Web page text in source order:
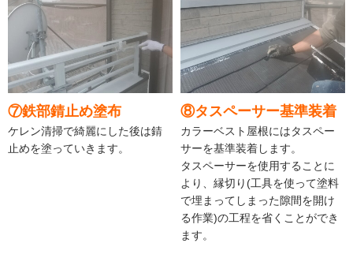
⑦鉄部錆止め塗布
ケレン清掃で綺麗にした後は錆
止めを塗っていきます。
⑧タスペーサー基準装着
カラーベスト屋根にはタスペー
サーを基準装着します。
タスペーサーを使用することに
より、縁切り(工具を使って塗料
で埋まってしまった隙間を開け
る作業)の工程を省くことができ
ます。